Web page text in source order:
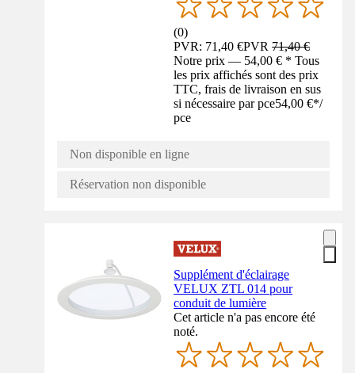
(0)
PVR: 71,40 €PVR71,40 €
Notre prix — 54,00 € * Tous
les prix affichés sont des prix
TTC, frais de livraison en sus
si nécessaire par pce54,00 €*/
pce
Non disponible en ligne
Réservation non disponible
Supplément d'éclairage
VELUX ZTL 014 pour
conduit de lumière
Cet article n'a pas encore été
noté.